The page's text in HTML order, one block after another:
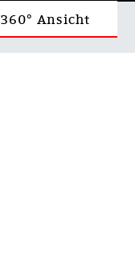
360° Ansicht